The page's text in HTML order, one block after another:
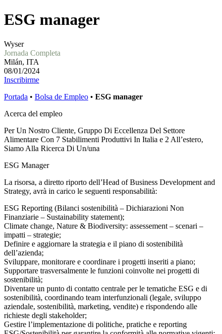
ESG manager
Wyser
Jornada Completa
Milán, ITA
08/01/2024
Inscribirme
Portada • Bolsa de Empleo • ESG manager
Acerca del empleo
Per Un Nostro Cliente, Gruppo Di Eccellenza Del Settore
Alimentare Con 7 Stabilimenti Produttivi In Italia e 2 All’estero,
Siamo Alla Ricerca Di Un/una
ESG Manager
La risorsa, a diretto riporto dell’Head of Business Development and
Strategy, avrà in carico le seguenti responsabilità:
ESG Reporting (Bilanci sostenibilità – Dichiarazioni Non
Finanziarie – Sustainability statement);
Climate change, Nature & Biodiversity: assessement – scenari –
impatti – strategie;
Definire e aggiornare la strategia e il piano di sostenibilità
dell’azienda;
Sviluppare, monitorare e coordinare i progetti inseriti a piano;
Supportare trasversalmente le funzioni coinvolte nei progetti di
sostenibilità;
Diventare un punto di contatto centrale per le tematiche ESG e di
sostenibilità, coordinando team interfunzionali (legale, sviluppo
aziendale, sostenibilità, marketing, vendite) e rispondendo alle
richieste degli stakeholder;
Gestire l’implementazione di politiche, pratiche e reporting